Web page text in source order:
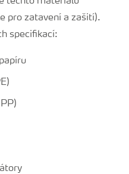
pro zatavení a zašití).
specifikací: